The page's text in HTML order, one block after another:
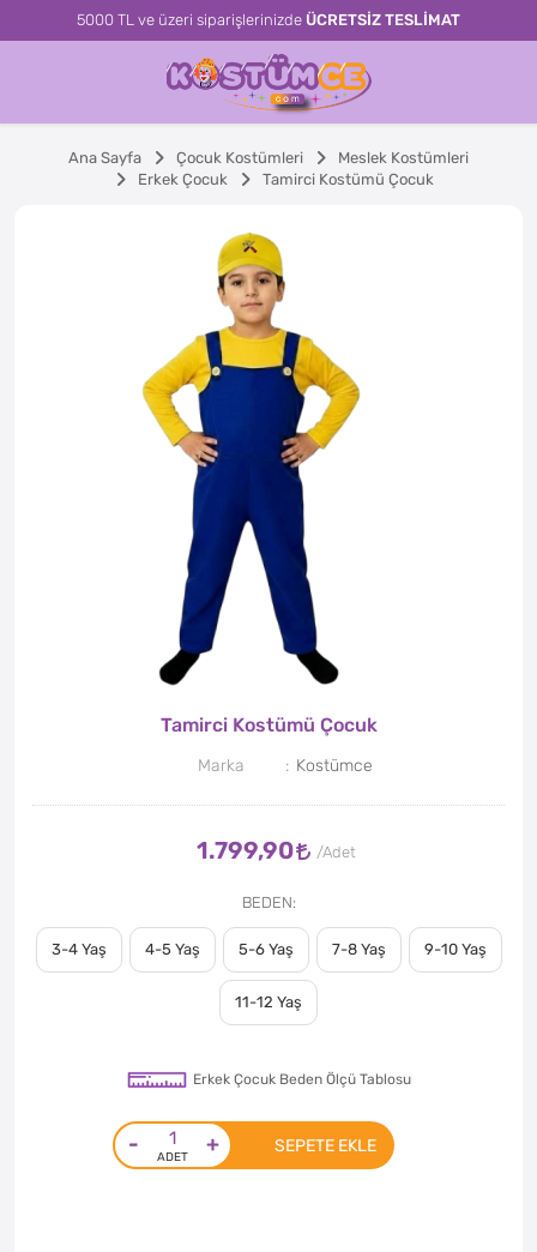
5000 TL ve üzeri siparişlerinizde ÜCRETSİZ TESLİMAT
Ana Sayfa Çocuk Kostümleri
Meslek Kostümleri
Erkek Çocuk
Tamirci Kostümü Çocuk
Tamirci Kostümü Çocuk
Marka Kostümce
1.799,90
BEDEN
3-4 Yaş 4-5 Yaş 5-6 Yaş 7-8 Yaş 9-10 Yaş
11-12 Yaş
Erkek Çocuk Beden Ölçü Tablosu
- + SEPETE EKLE